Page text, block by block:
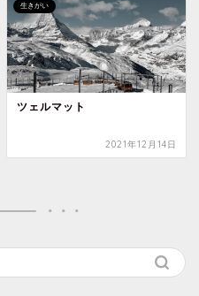
生きがい
ツェルマット
2021年12月14日